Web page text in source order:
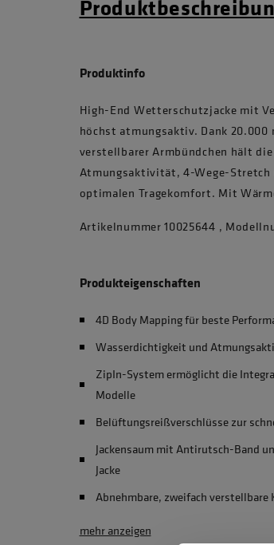
Produktinfo
High-End Wetterschutzjacke mit
höchst atmungsaktiv. Dank
verstellbarer Armbündchen hält
Atmungsaktivität, 4-Wege-Stretch
optimalen Tragekomfort. Mit
Artikelnummer 10025644 ,
Produkteigenschaften
4D Body Mapping für beste
Wasserdichtigkeit und
ZipIn-System ermöglicht die
Modelle
Belüftungsreißverschlüsse zur
Jackensaum mit Antirutsch-Band
Jacke
Abnehmbare, zweifach
mehr anzeigen